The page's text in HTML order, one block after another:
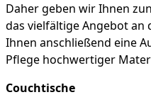
Daher geben wir Ihnen
das vielfältige Angebot an
Ihnen anschließend eine
Pflege hochwertiger
Couchtische